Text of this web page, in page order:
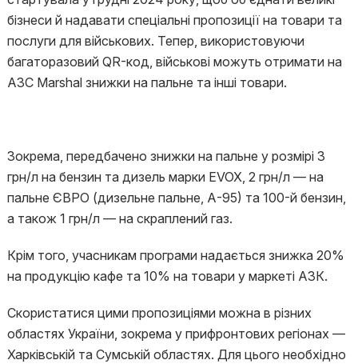
бізнеси й надавати спеціальні пропозиції на товари та
послуги для військових. Тепер, використовуючи
багаторазовий QR-код, військові можуть отримати на
АЗС Marshal знижки на пальне та інші товари.
Зокрема, передбачено знижки на пальне у розмірі 3
грн/л на бензин та дизель марки EVOX, 2 грн/л — на
пальне ЄВРО (дизельне пальне, А-95) та 100-й бензин,
а також 1 грн/л — на скраплений газ.
Крім того, учасникам програми надається знижка 20%
на продукцію кафе та 10% на товари у маркеті АЗК.
Скористатися цими пропозиціями можна в різних
областях України, зокрема у прифронтових регіонах —
Харківській та Сумській областях. Для цього необхідно